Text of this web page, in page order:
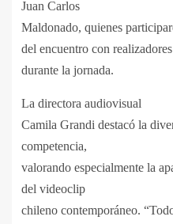
Juan Carlos
Maldonado, quienes
del encuentro con realizadores
durante la jornada.
La directora audiovisual
Camila Grandi destacó la
competencia,
valorando especialmente la
del videoclip
chileno contemporáneo.